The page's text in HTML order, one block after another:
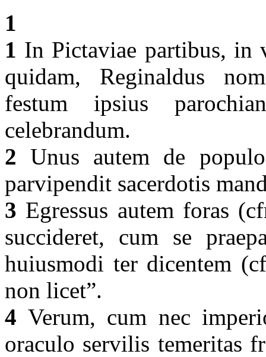
1
1 In Pictaviae partibus, in
quidam, Reginaldus
festum ipsius
celebrandum.
2 Unus autem de
parvipendit sacerdotis
3 Egressus autem foras
succideret, cum se
huiusmodi ter dicentem
non licet”.
4 Verum, cum nec
oraculo servilis temeritas